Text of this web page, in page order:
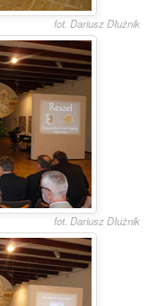
fot. Dariusz Dłużnik
fot. Dariusz Dłużnik